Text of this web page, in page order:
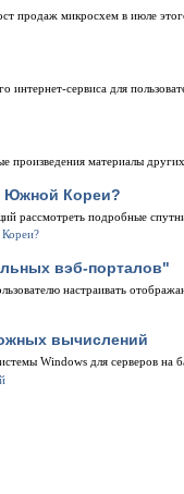
продаж микросхем в июле
сервиса для
произведения материалы
Южной Кореи?
рассмотреть подробные
вэб-порталов"
настраивать
вычислений
Windows для серверов на